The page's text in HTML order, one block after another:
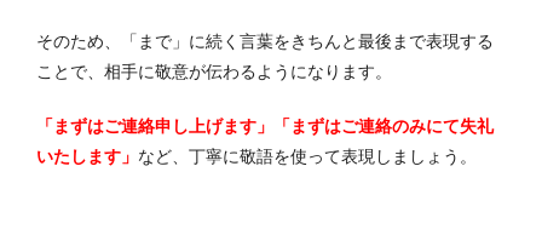
そのため、「まで」に続く言葉をきちんと最後まで表現する
ことで、相手に敬意が伝わるようになります。
「まずはご連絡申し上げます」「まずはご連絡のみにて失礼
いたします」 など、丁寧に敬語を使って表現しましょう。